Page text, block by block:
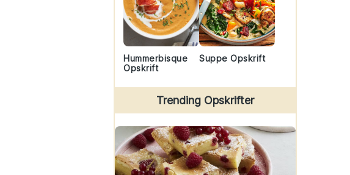
Hummerbisque
Opskrift
Suppe Opskrift
Trending Opskrifter